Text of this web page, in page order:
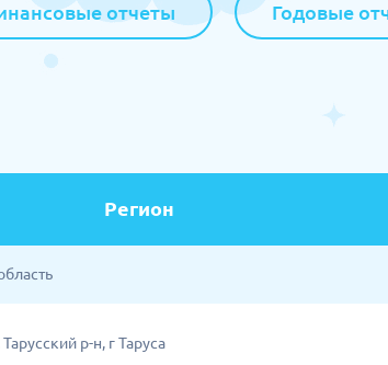
отчеты Годовые
Регион
р-н, г Таруса